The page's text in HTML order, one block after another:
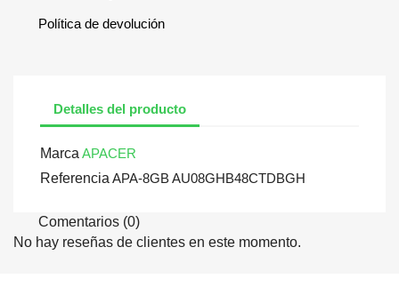
Política de devolución
Detalles del producto
Marca APACER
Referencia APA-8GB AU08GHB48CTDBGH
Comentarios (0)
No hay reseñas de clientes en este momento.